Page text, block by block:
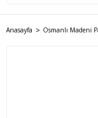
Anasayfa Osmanlı Madeni